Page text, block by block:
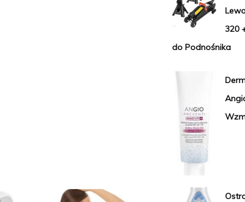
320
do Podnośnika